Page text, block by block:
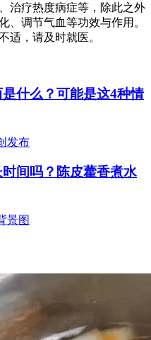
治疗热度病症等，除此之外
、调节气血等功效与作用。
适，请及时就医。
什么？可能是这4种情
发布
间吗？陈皮藿香煮水